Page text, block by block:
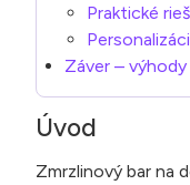
Praktické
Záver –
Úvod
Zmrzlinový bar na